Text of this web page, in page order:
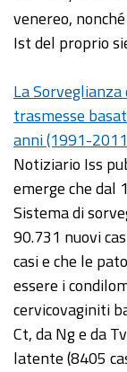
venereo,
Ist del proprio
La
trasmesse
anni (1991-
Notiziario Iss
emerge che dal
Sistema di
90.731 nuovi
casi e che le
essere i
cervicovaginiti
Ct, da Ng e da
latente (8405